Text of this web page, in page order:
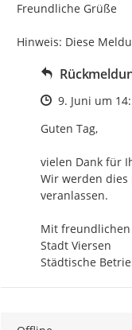
Freundliche Grüße
Hinweis: Diese
Zeitpunkt des
9. Juni um
Guten Tag,
vielen Dank für
Wir werden
veranlassen.
Mit
Stadt Viersen
Städtische